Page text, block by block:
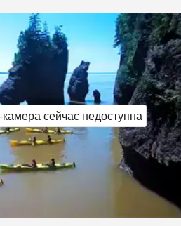
сейчас недоступна